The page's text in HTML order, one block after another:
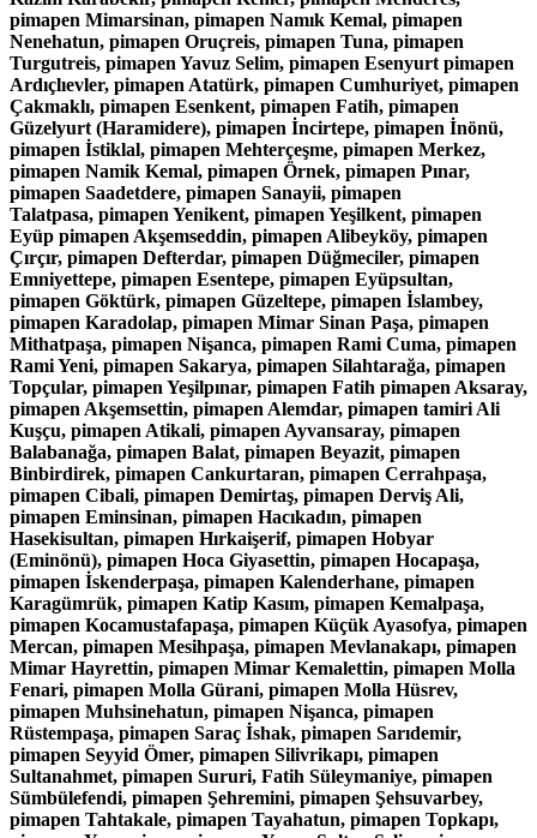
pimapen Mimarsinan, pimapen Namık Kemal, pimapen
Nenehatun, pimapen Oruçreis, pimapen Tuna, pimapen
Turgutreis, pimapen Yavuz Selim, pimapen Esenyurt pimapen
Ardıçlıevler, pimapen Atatürk, pimapen Cumhuriyet, pimapen
Çakmaklı, pimapen Esenkent, pimapen Fatih, pimapen
Güzelyurt (Haramidere), pimapen İncirtepe, pimapen İnönü,
pimapen İstiklal, pimapen Mehterçeşme, pimapen Merkez,
pimapen Namik Kemal, pimapen Örnek, pimapen Pınar,
pimapen Saadetdere, pimapen Sanayii, pimapen
Talatpasa, pimapen Yenikent, pimapen Yeşilkent, pimapen
Eyüp pimapen Akşemseddin, pimapen Alibeyköy, pimapen
Çırçır, pimapen Defterdar, pimapen Düğmeciler, pimapen
Emniyettepe, pimapen Esentepe, pimapen Eyüpsultan,
pimapen Göktürk, pimapen Güzeltepe, pimapen İslambey,
pimapen Karadolap, pimapen Mimar Sinan Paşa, pimapen
Mithatpaşa, pimapen Nişanca, pimapen Rami Cuma, pimapen
Rami Yeni, pimapen Sakarya, pimapen Silahtarağa, pimapen
Topçular, pimapen Yeşilpınar, pimapen Fatih pimapen Aksaray,
pimapen Akşemsettin, pimapen Alemdar, pimapen tamiri Ali
Kuşçu, pimapen Atikali, pimapen Ayvansaray, pimapen
Balabanağa, pimapen Balat, pimapen Beyazit, pimapen
Binbirdirek, pimapen Cankurtaran, pimapen Cerrahpaşa,
pimapen Cibali, pimapen Demirtaş, pimapen Derviş Ali,
pimapen Eminsinan, pimapen Hacıkadın, pimapen
Hasekisultan, pimapen Hırkaişerif, pimapen Hobyar
(Eminönü), pimapen Hoca Giyasettin, pimapen Hocapaşa,
pimapen İskenderpaşa, pimapen Kalenderhane, pimapen
Karagümrük, pimapen Katip Kasım, pimapen Kemalpaşa,
pimapen Kocamustafapaşa, pimapen Küçük Ayasofya, pimapen
Mercan, pimapen Mesihpaşa, pimapen Mevlanakapı, pimapen
Mimar Hayrettin, pimapen Mimar Kemalettin, pimapen Molla
Fenari, pimapen Molla Gürani, pimapen Molla Hüsrev,
pimapen Muhsinehatun, pimapen Nişanca, pimapen
Rüstempaşa, pimapen Saraç İshak, pimapen Sarıdemir,
pimapen Seyyid Ömer, pimapen Silivrikapı, pimapen
Sultanahmet, pimapen Sururi, Fatih Süleymaniye, pimapen
Sümbülefendi, pimapen Şehremini, pimapen Şehsuvarbey,
pimapen Tahtakale, pimapen Tayahatun, pimapen Topkapı,